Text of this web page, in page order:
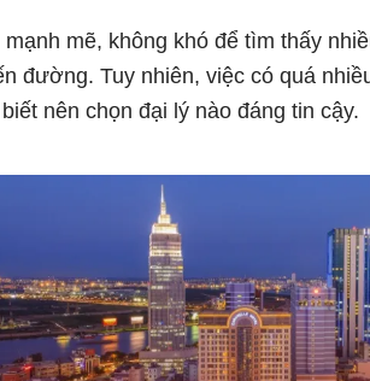
mẽ, không khó để tìm thấy
đường. Tuy nhiên, việc có quá
nên chọn đại lý nào đáng tin cậy.